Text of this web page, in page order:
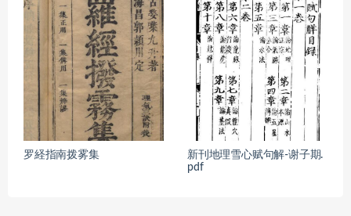
罗経指南拨雾集
新刊地理雪心赋句解-谢子期.
pdf